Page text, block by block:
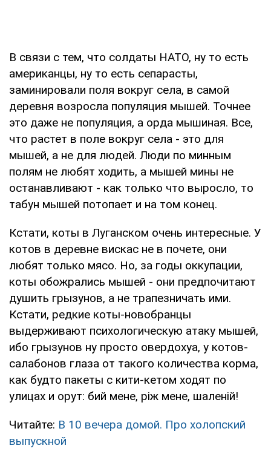
В связи с тем, что солдаты НАТО, ну то есть
американцы, ну то есть сепарасты,
заминировали поля вокруг села, в самой
деревня возросла популяция мышей. Точнее
это даже не популяция, а орда мышиная. Все,
что растет в поле вокруг села - это для
мышей, а не для людей. Люди по минным
полям не любят ходить, а мышей мины не
останавливают - как только что выросло, то
табун мышей потопает и на том конец.
Кстати, коты в Луганском очень интересные. У
котов в деревне вискас не в почете, они
любят только мясо. Но, за годы оккупации,
коты обожрались мышей - они предпочитают
душить грызунов, а не трапезничать ими.
Кстати, редкие коты-новобранцы
выдерживают психологическую атаку мышей,
ибо грызунов ну просто овердохуа, у котов-
салабонов глаза от такого количества корма,
как будто пакеты с кити-кетом ходят по
улицах и орут: бий мене, ріж мене, шаленій!
Читайте: В 10 вечера домой. Про холопский
выпускной